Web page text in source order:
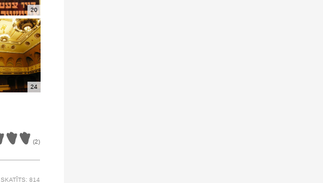
20
24
(2)
SKATĪTS: 814